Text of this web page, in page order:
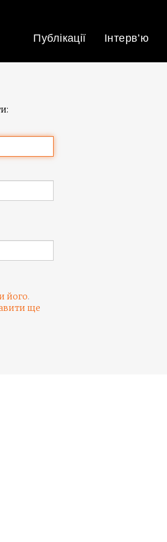
Публікації Інтерв’ю
його.
ще